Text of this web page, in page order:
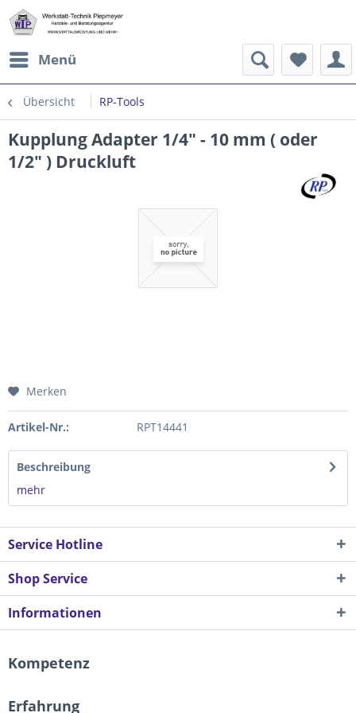
Menü
Übersicht RP-Tools
Kupplung Adapter 1/4" - 10 mm ( oder
1/2" ) Druckluft
Merken
Artikel-Nr.: RPT14441
Beschreibung
mehr
Service Hotline
Shop Service
Informationen
Kompetenz
Erfahrung